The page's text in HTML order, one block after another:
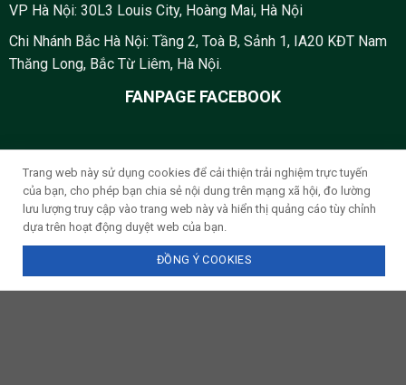
VP Hà Nội: 30L3 Louis City, Hoàng Mai, Hà Nội
Chi Nhánh Bắc Hà Nội: Tầng 2, Toà B, Sảnh 1, IA20 KĐT Nam
Thăng Long, Bắc Từ Liêm, Hà Nội.
FANPAGE FACEBOOK
Trang web này sử dụng cookies để cải thiện trải nghiệm trực tuyến
của bạn, cho phép bạn chia sẻ nội dung trên mạng xã hội, đo lường
lưu lượng truy cập vào trang web này và hiển thị quảng cáo tùy chỉnh
dựa trên hoạt động duyệt web của bạn.
ĐỒNG Ý COOKIES